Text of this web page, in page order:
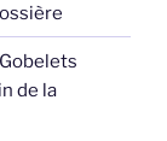
de la